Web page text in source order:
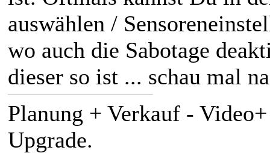
auswählen /
wo auch die Sabotage
dieser so ist ... schau mal
Planung + Verkauf -
Upgrade.